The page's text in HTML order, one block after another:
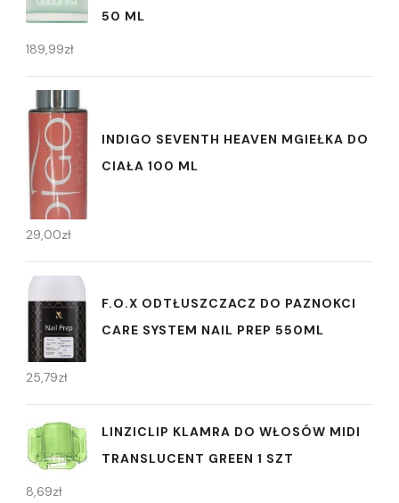
50 ML
189,99zł
INDIGO SEVENTH HEAVEN MGIEŁKA DO
CIAŁA 100 ML
29,00zł
F.O.X ODTŁUSZCZACZ DO PAZNOKCI
CARE SYSTEM NAIL PREP 550ML
25,79zł
LINZICLIP KLAMRA DO WŁOSÓW MIDI
TRANSLUCENT GREEN 1 SZT
8,69zł